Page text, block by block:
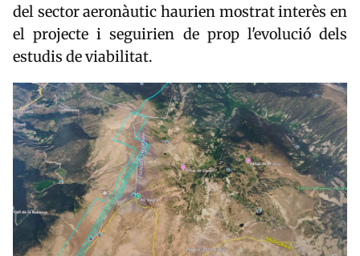
del sector aeronàutic haurien mostrat interès en
el projecte i seguirien de prop l'evolució dels
estudis de viabilitat.